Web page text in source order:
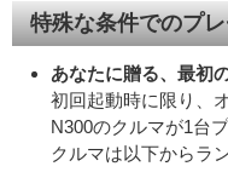
特殊な条件でのプ
あなたに贈る、最初
初回起動時に限り、
N300のクルマが1台
クルマは以下からラ